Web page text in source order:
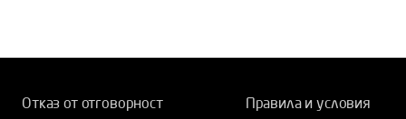
Отказ от отговорност
Правила и условия